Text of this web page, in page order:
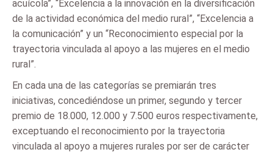
acuícola”, “Excelencia a la innovación en la diversificación
de la actividad económica del medio rural”, “Excelencia a
la comunicación” y un “Reconocimiento especial por la
trayectoria vinculada al apoyo a las mujeres en el medio
rural”.
En cada una de las categorías se premiarán tres
iniciativas, concediéndose un primer, segundo y tercer
premio de 18.000, 12.000 y 7.500 euros respectivamente,
exceptuando el reconocimiento por la trayectoria
vinculada al apoyo a mujeres rurales por ser de carácter